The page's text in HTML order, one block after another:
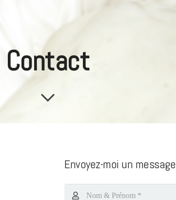
Contact
Envoyez-moi un message